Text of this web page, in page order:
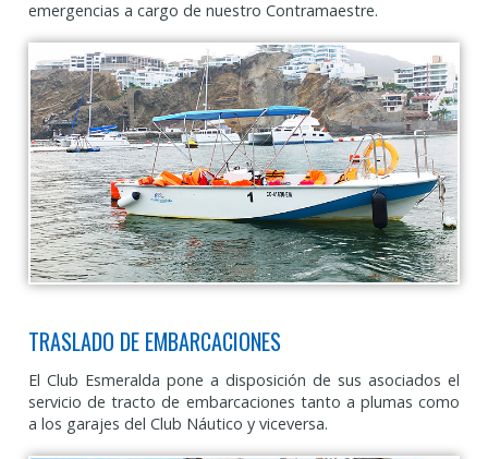
emergencias a cargo de nuestro Contramaestre.
TRASLADO DE EMBARCACIONES
El Club Esmeralda pone a disposición de sus asociados el
servicio de tracto de embarcaciones tanto a plumas como
a los garajes del Club Náutico y viceversa.